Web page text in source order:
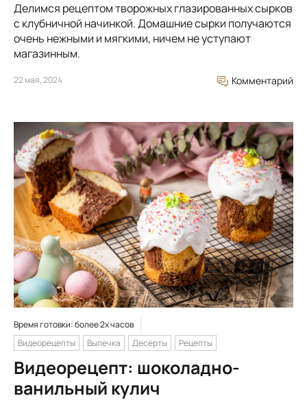
Делимся рецептом творожных глазированных сырков
с клубничной начинкой. Домашние сырки получаются
очень нежными и мягкими, ничем не уступают
магазинным.
22 мая, 2024 Комментарий
Время готовки: более 2х часов
Видеорецепты
Выпечка Десерты Рецепты
Видеорецепт: шоколадно-
ванильный кулич